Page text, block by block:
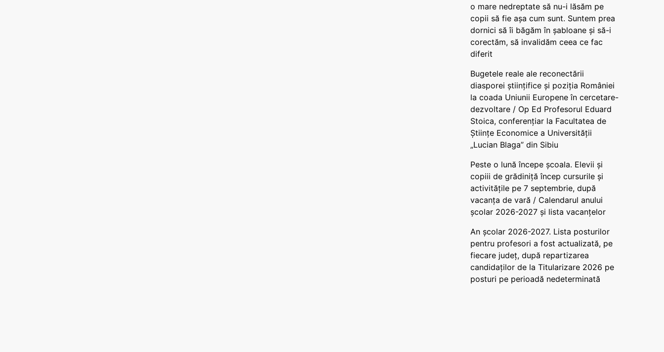
o mare nedreptate să nu-i lăsăm pe
copii să fie așa cum sunt. Suntem prea
dornici să îi băgăm în șabloane și să-i
corectăm, să invalidăm ceea ce fac
diferit
Bugetele reale ale reconectării
diasporei științifice și poziția României
la coada Uniunii Europene în cercetare-
dezvoltare / Op Ed Profesorul Eduard
Stoica, conferențiar la Facultatea de
Științe Economice a Universității
„Lucian Blaga” din Sibiu
Peste o lună începe școala. Elevii și
copiii de grădiniță încep cursurile și
activitățile pe 7 septembrie, după
vacanța de vară / Calendarul anului
școlar 2026-2027 și lista vacanțelor
An școlar 2026-2027. Lista posturilor
pentru profesori a fost actualizată, pe
fiecare județ, după repartizarea
candidaților de la Titularizare 2026 pe
posturi pe perioadă nedeterminată